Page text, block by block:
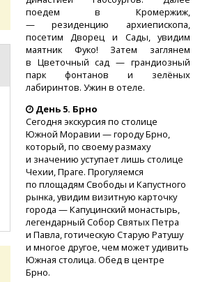
поедем в Кромержиж,
— резиденцию архиепископа,
посетим Дворец и Сады, увидим
маятник Фуко! Затем заглянем
в Цветочный сад — грандиозный
парк фонтанов и зелёных
лабиринтов. Ужин в отеле.
День 5. Брно
Сегодня экскурсия по столице
Южной Моравии — городу Брно,
который, по своему размаху
и значению уступает лишь столице
Чехии, Праге. Прогуляемся
по площадям Свободы и Капустного
рынка, увидим визитную карточку
города — Капуцинский монастырь,
легендарный Собор Святых Петра
и Павла, готическую Старую Ратушу
и многое другое, чем может удивить
Южная столица. Обед в центре
Брно.